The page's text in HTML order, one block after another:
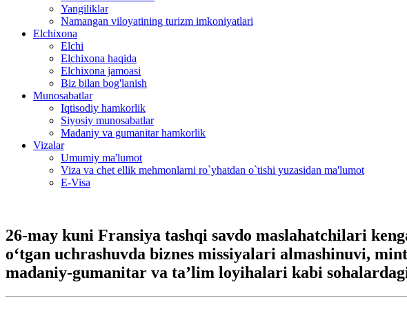
Yangiliklar
Namangan viloyatining turizm imkoniyatlari
Elchixona
Elchi
Elchixona haqida
Elchixona jamoasi
Biz bilan bog'lanish
Munosabatlar
Iqtisodiy hamkorlik
Siyosiy munosabatlar
Madaniy va gumanitar hamkorlik
Vizalar
Umumiy ma'lumot
Viza va chet ellik mehmonlarni ro`yhatdan o`tishi yuzasidan ma'lumot
E-Visa
26-may kuni Fransiya tashqi savdo maslahatchilari
o‘tgan uchrashuvda biznes missiyalari almashinuvi,
madaniy-gumanitar va ta’lim loyihalari kabi